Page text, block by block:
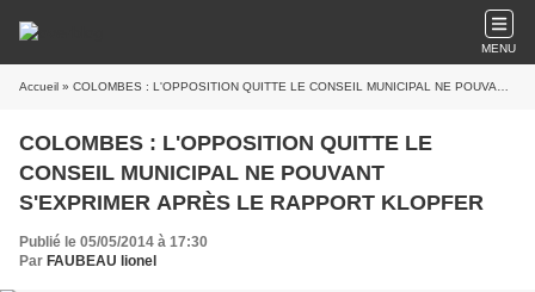
MENU
Accueil » COLOMBES : L'OPPOSITION QUITTE LE CONSEIL MUNICIPAL NE POUVANT S'EXPRIMER APRÈS LE RAPPORT KLOPFER
COLOMBES : L'OPPOSITION QUITTE LE
CONSEIL MUNICIPAL NE POUVANT
S'EXPRIMER APRÈS LE RAPPORT KLOPFER
Publié le 05/05/2014 à 17:30
Par FAUBEAU lionel